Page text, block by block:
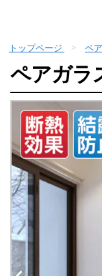
トップページ ペ
ペアガラ